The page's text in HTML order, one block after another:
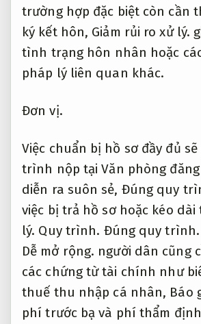
trường hợp đặc biệt còn cần
ký kết hôn, Giảm rủi ro xử lý.
tình trạng hôn nhân hoặc
pháp lý liên quan khác.
Đơn vị.
Việc chuẩn bị hồ sơ đầy đủ
trình nộp tại Văn phòng
diễn ra suôn sẻ, Đúng quy
việc bị trả hồ sơ hoặc kéo dài
lý. Quy trình. Đúng quy trình.
Dễ mở rộng. người dân cũng
các chứng từ tài chính như
thuế thu nhập cá nhân, Báo
phí trước bạ và phí thẩm